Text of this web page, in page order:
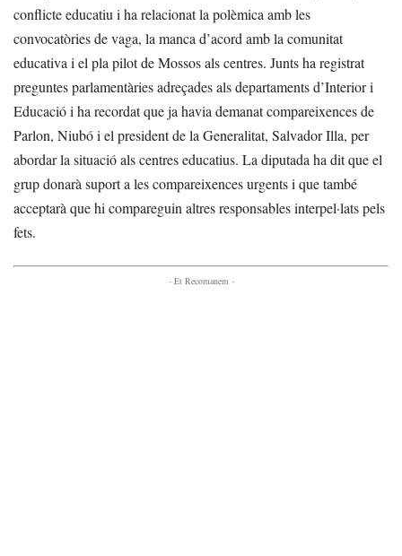
conflicte educatiu i ha relacionat la polèmica amb les
convocatòries de vaga, la manca d’acord amb la comunitat
educativa i el pla pilot de Mossos als centres. Junts ha registrat
preguntes parlamentàries adreçades als departaments d’Interior i
Educació i ha recordat que ja havia demanat compareixences de
Parlon, Niubó i el president de la Generalitat, Salvador Illa, per
abordar la situació als centres educatius. La diputada ha dit que el
grup donarà suport a les compareixences urgents i que també
acceptarà que hi compareguin altres responsables interpel·lats pels
fets.
- Et Recomanem -